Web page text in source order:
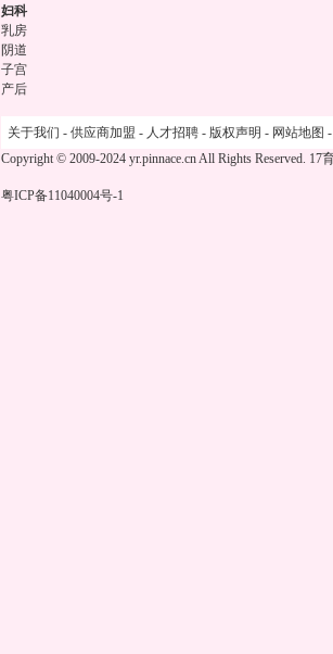
妇科
乳房
阴道
子宫
产后
关于我们 - 供应商加盟 - 人才招聘 - 版权声明 - 网站地图
Copyright © 2009-2024 yr.pinnace.cn All Rights Reserved. 17
粤ICP备11040004号-1